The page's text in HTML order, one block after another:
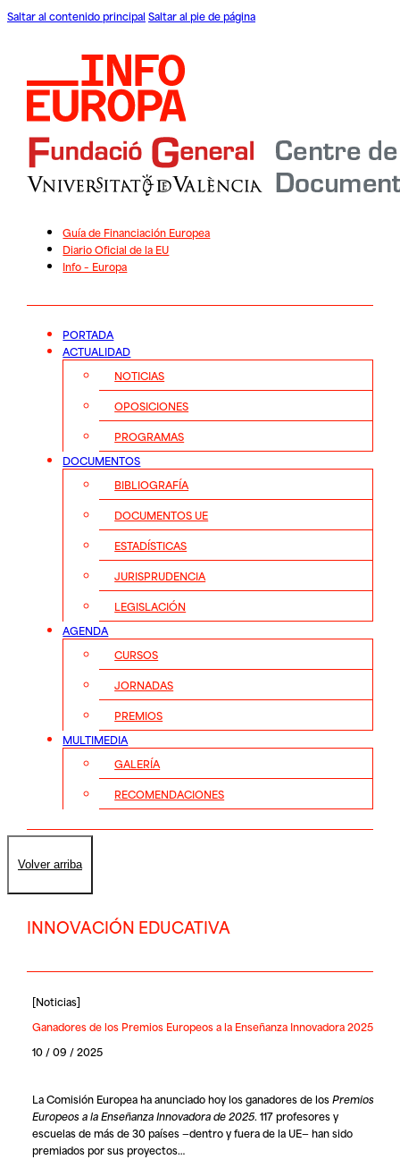
Saltar al contenido principal Saltar al pie de página
Guía de Financiación Europea
Diario Oficial de la EU
Info – Europa
PORTADA
ACTUALIDAD
NOTICIAS
OPOSICIONES
PROGRAMAS
DOCUMENTOS
BIBLIOGRAFÍA
DOCUMENTOS UE
ESTADÍSTICAS
JURISPRUDENCIA
LEGISLACIÓN
AGENDA
CURSOS
JORNADAS
PREMIOS
MULTIMEDIA
GALERÍA
RECOMENDACIONES
Volver arriba
INNOVACIÓN EDUCATIVA
[Noticias]
Ganadores de los Premios Europeos a la Enseñanza Innovadora 2025
10 / 09 / 2025
La Comisión Europea ha anunciado hoy los ganadores de losPremios
Europeos a la Enseñanza Innovadora de 2025. 117 profesores y
escuelas de más de 30 países —dentro y fuera de la UE— han sido
premiados por sus proyectos…